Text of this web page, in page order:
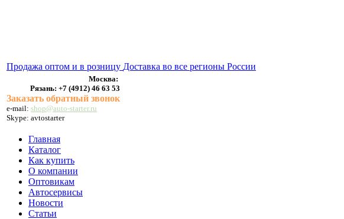
Продажа оптом и в розницу Доставка во все регионы России
Москва:
Рязань: +7 (4912) 46 63 53
Заказать обратный звонок
e-mail: shop@auto-starter.ru
Skype: avtostarter
Главная
Каталог
Как купить
О компании
Оптовикам
Автосервисы
Новости
Статьи